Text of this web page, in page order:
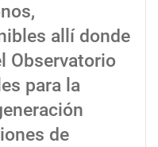
allí donde
Observatorio
para la
de